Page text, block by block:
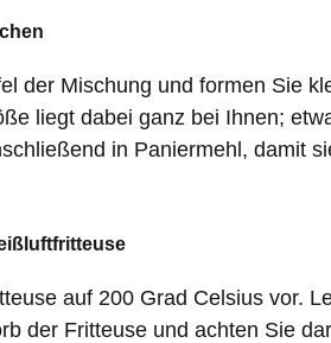
der Mischung und formen Sie
liegt dabei ganz bei Ihnen;
in Paniermehl, damit
auf 200 Grad Celsius vor.
der Fritteuse und achten Sie